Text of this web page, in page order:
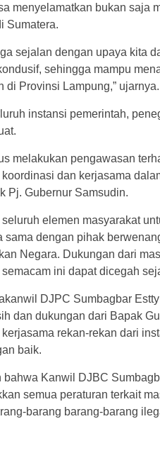
menyelamatkan bukan saja
Sumatera.
sejalan dengan upaya kita
sehingga mampu
di Provinsi Lampung,” ujarnya.
instansi pemerintah,
melakukan pengawasan
dan kerjasama
Pj. Gubernur Samsudin.
elemen masyarakat
sama dengan pihak
Negara. Dukungan dari
ini dapat dicegah
DJPC Sumbagbar
dan dukungan dari Bapak
rekan-rekan dari
baik.
Kanwil DJBC
semua peraturan terkait
barang barang-barang